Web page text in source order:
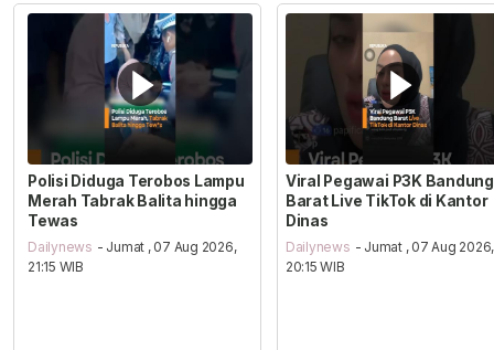
Polisi Diduga Terobos Lampu
Merah Tabrak Balita hingga
Tewas
Dailynews - Jumat , 07 Aug 2026,
21:15 WIB
Viral Pegawai P3K Bandung
Barat Live TikTok di Kantor
Dinas
Dailynews - Jumat , 07 Aug 2026,
20:15 WIB